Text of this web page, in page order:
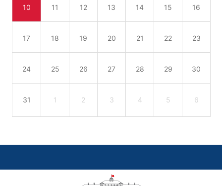
10 11 12 13 14 15 16
17 18 19 20 21 22 23
24 25 26 27 28 29 30
31 1 2 3 4 5 6